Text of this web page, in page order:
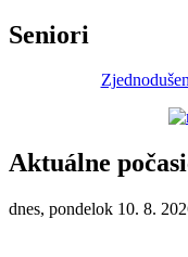
Seniori
Aktuálne
dnes, pondelok 10. 8.